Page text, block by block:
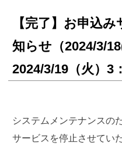
【完了】お申込
知らせ（2024/3/
2024/3/19（火）3
システムメンテナンスの
サービスを停止させてい